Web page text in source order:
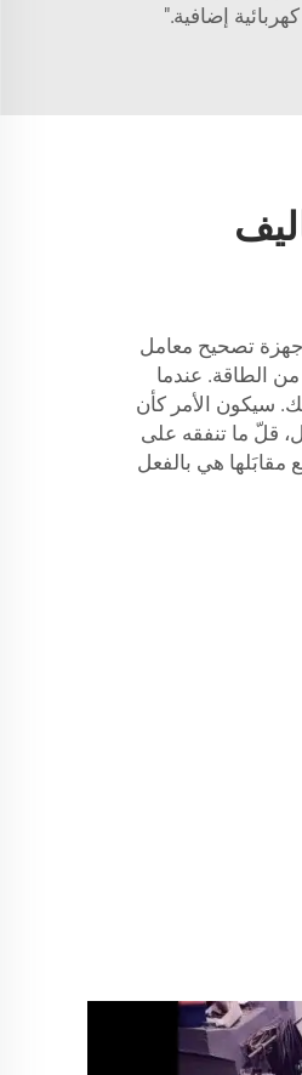
إضافية."
تصحيح معامل
الطاقة. عندما
سيكون الأمر كأن
قلّ ما تنفقه على
مقابَلها هي بالفعل